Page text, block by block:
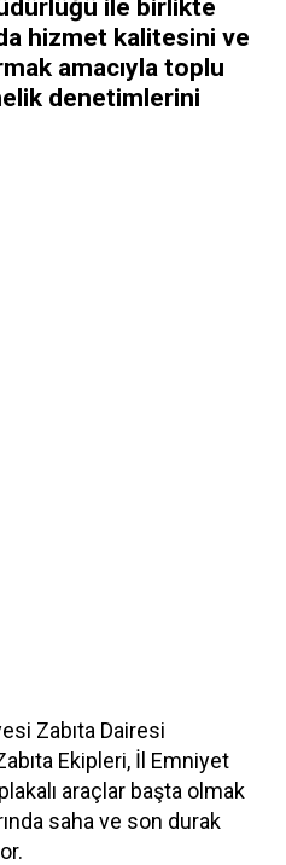
ile birlikte
hizmet kalitesini ve
amacıyla toplu
denetimlerini
Zabıta Dairesi
Ekipleri, İl Emniyet
araçlar başta olmak
saha ve son durak